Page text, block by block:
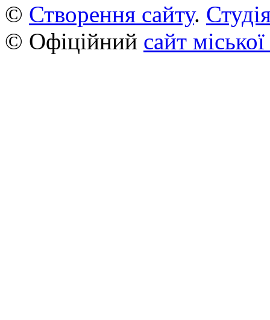
© Створення сайту.
© Офіційний сайт